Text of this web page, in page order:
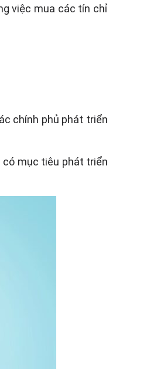
việc mua các tín chỉ
chính phủ phát triển
mục tiêu phát triển